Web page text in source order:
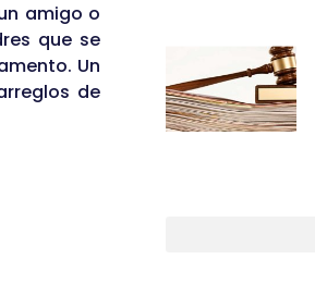
amigo o
que se
Un
de